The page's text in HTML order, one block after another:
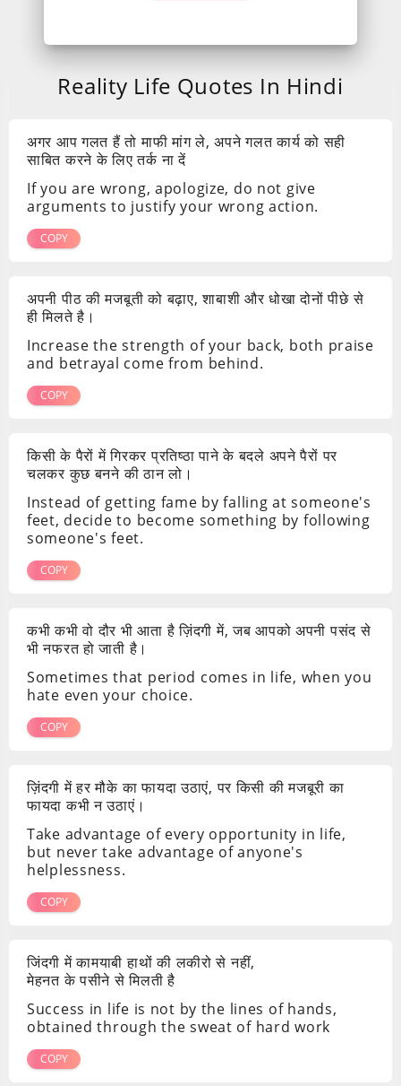
Reality Life Quotes In Hindi
अगर आप गलत हैं तो माफी मांग ले, अपने गलत कार्य को सही
साबित करने के लिए तर्क ना दें
If you are wrong, apologize, do not give
arguments to justify your wrong action.
COPY
अपनी पीठ की मजबूती को बढ़ाए, शाबाशी और धोखा दोनों पीछे से
ही मिलते है।
Increase the strength of your back, both praise
and betrayal come from behind.
COPY
किसी के पैरों में गिरकर प्रतिष्ठा पाने के बदले अपने पैरों पर
चलकर कुछ बनने की ठान लो।
Instead of getting fame by falling at someone's
feet, decide to become something by following
someone's feet.
COPY
कभी कभी वो दौर भी आता है ज़िंदगी में, जब आपको अपनी पसंद से
भी नफरत हो जाती है।
Sometimes that period comes in life, when you
hate even your choice.
COPY
ज़िंदगी में हर मौके का फायदा उठाएं, पर किसी की मजबूरी का
फायदा कभी न उठाएं।
Take advantage of every opportunity in life,
but never take advantage of anyone's
helplessness.
COPY
जिंदगी में कामयाबी हाथों की लकीरो से नहीं,
मेहनत के पसीने से मिलती है
Success in life is not by the lines of hands,
obtained through the sweat of hard work
COPY